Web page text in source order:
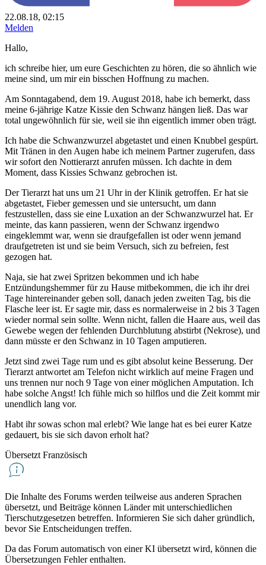
22.08.18, 02:15
Melden
Hallo,
ich schreibe hier, um eure Geschichten zu hören, die so ähnlich wie
meine sind, um mir ein bisschen Hoffnung zu machen.
Am Sonntagabend, dem 19. August 2018, habe ich bemerkt, dass
meine 6-jährige Katze Kissie den Schwanz hängen ließ. Das war
total ungewöhnlich für sie, weil sie ihn eigentlich immer oben trägt.
Ich habe die Schwanzwurzel abgetastet und einen Knubbel gespürt.
Mit Tränen in den Augen habe ich meinem Partner zugerufen, dass
wir sofort den Nottierarzt anrufen müssen. Ich dachte in dem
Moment, dass Kissies Schwanz gebrochen ist.
Der Tierarzt hat uns um 21 Uhr in der Klinik getroffen. Er hat sie
abgetastet, Fieber gemessen und sie untersucht, um dann
festzustellen, dass sie eine Luxation an der Schwanzwurzel hat. Er
meinte, das kann passieren, wenn der Schwanz irgendwo
eingeklemmt war, wenn sie draufgefallen ist oder wenn jemand
draufgetreten ist und sie beim Versuch, sich zu befreien, fest
gezogen hat.
Naja, sie hat zwei Spritzen bekommen und ich habe
Entzündungshemmer für zu Hause mitbekommen, die ich ihr drei
Tage hintereinander geben soll, danach jeden zweiten Tag, bis die
Flasche leer ist. Er sagte mir, dass es normalerweise in 2 bis 3 Tagen
wieder normal sein sollte. Wenn nicht, fallen die Haare aus, weil das
Gewebe wegen der fehlenden Durchblutung abstirbt (Nekrose), und
dann müsste er den Schwanz in 10 Tagen amputieren.
Jetzt sind zwei Tage rum und es gibt absolut keine Besserung. Der
Tierarzt antwortet am Telefon nicht wirklich auf meine Fragen und
uns trennen nur noch 9 Tage von einer möglichen Amputation. Ich
habe solche Angst! Ich fühle mich so hilflos und die Zeit kommt mir
unendlich lang vor.
Habt ihr sowas schon mal erlebt? Wie lange hat es bei eurer Katze
gedauert, bis sie sich davon erholt hat?
Übersetzt Französisch
Die Inhalte des Forums werden teilweise aus anderen Sprachen
übersetzt, und Beiträge können Länder mit unterschiedlichen
Tierschutzgesetzen betreffen. Informieren Sie sich daher gründlich,
bevor Sie Entscheidungen treffen.
Da das Forum automatisch von einer KI übersetzt wird, können die
Übersetzungen Fehler enthalten.